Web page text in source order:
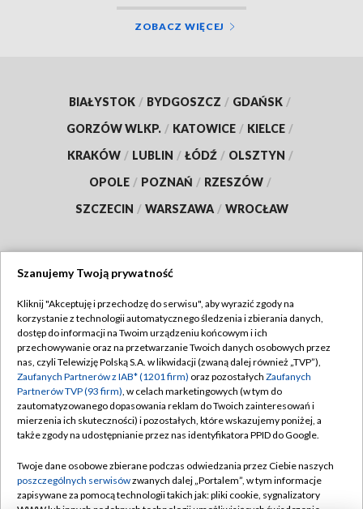
ZOBACZ WIĘCEJ
BIAŁYSTOK / BYDGOSZCZ / GDAŃSK /
GORZÓW WLKP. / KATOWICE / KIELCE /
KRAKÓW / LUBLIN / ŁÓDŹ / OLSZTYN /
OPOLE / POZNAŃ / RZESZÓW /
SZCZECIN / WARSZAWA / WROCŁAW
TVP
Abonament TVP
Emisja w TVP
Centrum informacji TVP
Naziemna Telewizja Cyfrowa
Rada Programowa
System NOS
Regulamin TVP
Polityka prywatności
Moje zgody
Pomoc
Kontakt
Szanujemy Twoją prywatność
Kliknij "Akceptuję i przechodzę do serwisu", aby wyrazić zgody na
korzystanie z technologii automatycznego śledzenia i zbierania danych,
dostęp do informacji na Twoim urządzeniu końcowym i ich
przechowywanie oraz na przetwarzanie Twoich danych osobowych przez
nas, czyli Telewizję Polską S.A. w likwidacji (zwaną dalej również „TVP”),
Zaufanych Partnerów z IAB* (1201 firm) oraz pozostałych Zaufanych
Partnerów TVP (93 firm), w celach marketingowych (w tym do
zautomatyzowanego dopasowania reklam do Twoich zainteresowań i
mierzenia ich skuteczności) i pozostałych, które wskazujemy poniżej, a
także zgody na udostępnianie przez nas identyfikatora PPID do Google.
Twoje dane osobowe zbierane podczas odwiedzania przez Ciebie naszych
poszczególnych serwisówzwanych dalej „Portalem”, w tym informacje
zapisywane za pomocą technologii takich jak: pliki cookie, sygnalizatory